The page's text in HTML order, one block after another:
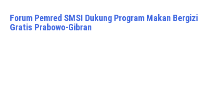
Forum Pemred SMSI Dukung Program Makan Bergizi
Gratis Prabowo-Gibran